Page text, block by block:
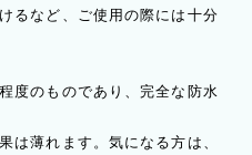
るなど、ご使用の際には十分
度のものであり、完全な防水
薄れます。気になる方は、